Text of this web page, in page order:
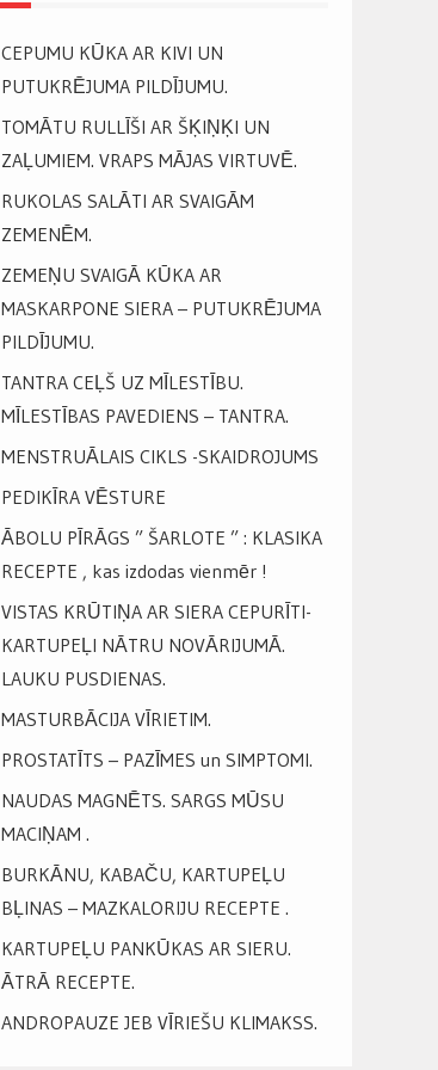
CEPUMU KŪKA AR KIVI UN
PUTUKRĒJUMA PILDĪJUMU.
TOMĀTU RULLĪŠI AR ŠĶIŅĶI UN
ZAĻUMIEM. VRAPS MĀJAS VIRTUVĒ.
RUKOLAS SALĀTI AR SVAIGĀM
ZEMENĒM.
ZEMEŅU SVAIGĀ KŪKA AR
MASKARPONE SIERA – PUTUKRĒJUMA
PILDĪJUMU.
TANTRA CEĻŠ UZ MĪLESTĪBU.
MĪLESTĪBAS PAVEDIENS – TANTRA.
MENSTRUĀLAIS CIKLS -SKAIDROJUMS
PEDIKĪRA VĒSTURE
ĀBOLU PĪRĀGS ” ŠARLOTE ” : KLASIKA
RECEPTE , kas izdodas vienmēr !
VISTAS KRŪTIŅA AR SIERA CEPURĪTI-
KARTUPEĻI NĀTRU NOVĀRIJUMĀ.
LAUKU PUSDIENAS.
MASTURBĀCIJA VĪRIETIM.
PROSTATĪTS – PAZĪMES un SIMPTOMI.
NAUDAS MAGNĒTS. SARGS MŪSU
MACIŅAM .
BURKĀNU, KABAČU, KARTUPEĻU
BĻINAS – MAZKALORIJU RECEPTE .
KARTUPEĻU PANKŪKAS AR SIERU.
ĀTRĀ RECEPTE.
ANDROPAUZE JEB VĪRIEŠU KLIMAKSS.